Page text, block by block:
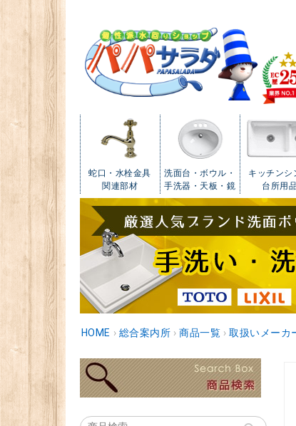
蛇口・水栓金具
関連部材
洗面台・ボウル・
手洗器・天板・鏡
キッチンシ
台所用
HOME › 総合案内所 › 商品一覧 › 取扱いメーカ